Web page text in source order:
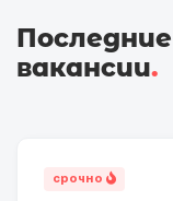
вакансии.
срочно